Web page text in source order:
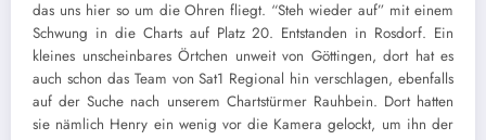
das uns hier so um die Ohren fliegt. “Steh wieder auf” mit einem
Schwung in die Charts auf Platz 20. Entstanden in Rosdorf. Ein
kleines unscheinbares Örtchen unweit von Göttingen, dort hat es
auch schon das Team von Sat1 Regional hin verschlagen, ebenfalls
auf der Suche nach unserem Chartstürmer Rauhbein. Dort hatten
sie nämlich Henry ein wenig vor die Kamera gelockt, um ihn der